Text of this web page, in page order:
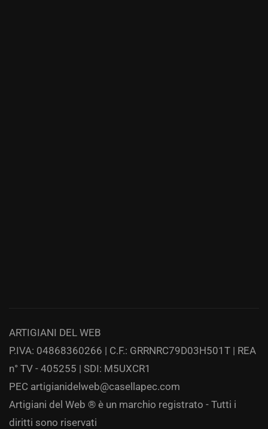
ARTIGIANI DEL WEB
P.IVA: 04868360266 | C.F.: GRRNRC79D03H501T | REA
n° TV - 405255 | SDI: M5UXCR1
PEC artigianidelweb@casellapec.com
Artigiani del Web ® è un marchio registrato - Tutti i
diritti sono riservati